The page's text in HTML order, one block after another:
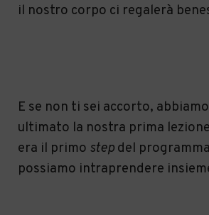
il nostro corpo ci regalerà
E se non ti sei accorto,
ultimato la nostra prima
era il primo step del
possiamo intraprendere